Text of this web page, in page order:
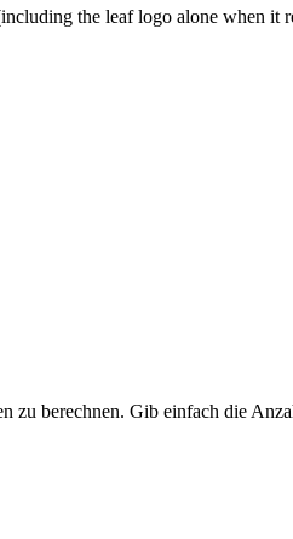
the leaf logo alone when it
berechnen. Gib einfach die